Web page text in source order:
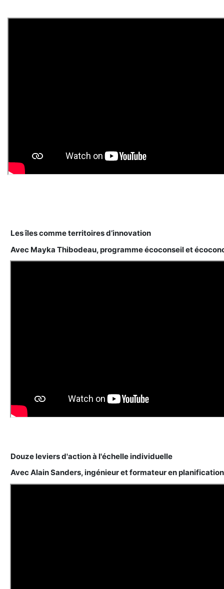
Les îles comme territoires d’innovation
Avec Mayka Thibodeau, programme écoconseil et
Douze leviers d'action à l'échelle individuelle
Avec Alain Sanders, ingénieur et formateur en